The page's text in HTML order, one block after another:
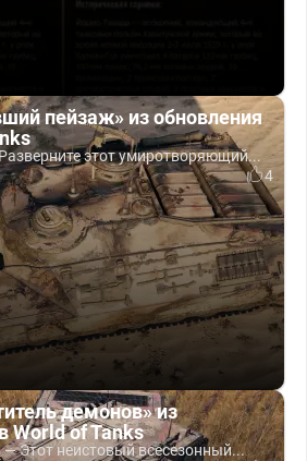
пейзаж» из обновления
этот умиротворяющий...
4
демонов» из
World of Tanks
Этот неистовый всесезонный...